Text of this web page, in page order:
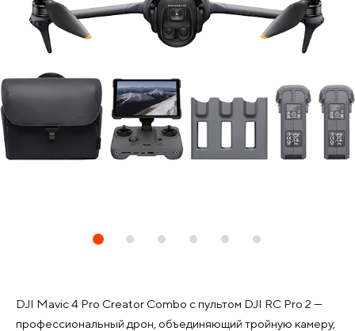
DJI Mavic 4 Pro Creator Combo с пультом DJI RC Pro 2 —
профессиональный дрон, объединяющий тройную камеру,